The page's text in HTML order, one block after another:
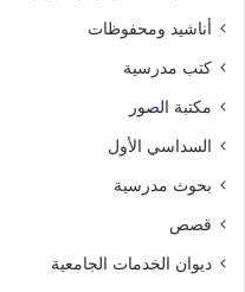
أناشيد ومحفوظات
كتب مدرسية
مكتبة الصور
السداسي الأول
بحوث مدرسية
قصص
ديوان الخدمات الجامعية